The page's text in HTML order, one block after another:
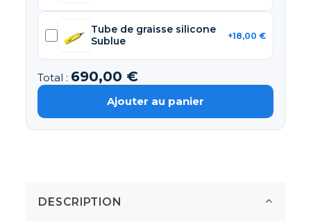
Tube de graisse silicone
Sublue
+18,00 €
Total : 690,00 €
Ajouter au panier
DESCRIPTION